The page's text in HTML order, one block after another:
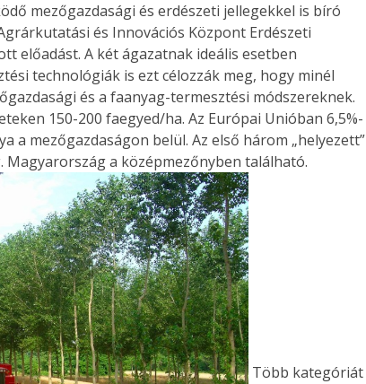
mezőgazdasági és erdészeti jellegekkel is bíró
és Innovációs Központ Erdészeti
előadást. A két ágazatnak ideális esetben
technológiák is ezt célozzák meg, hogy minél
és a faanyag-termesztési módszereknek.
150-200 faegyed/ha. Az Európai Unióban 6,5%-
a mezőgazdaságon belül. Az első három „helyezett”
a középmezőnyben található.
Több kategóriát